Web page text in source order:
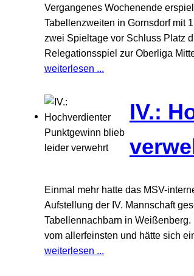
Vergangenes Wochenende
Tabellenzweiten in Gornsdorf mit
zwei Spieltage vor Schluss Platz
Relegationsspiel zur Oberliga
weiterlesen ...
IV.:
Einmal mehr hatte das MSV-
Aufstellung der IV. Mannschaft
Tabellennachbarn in
vom allerfeinsten und hätte sich
weiterlesen ...